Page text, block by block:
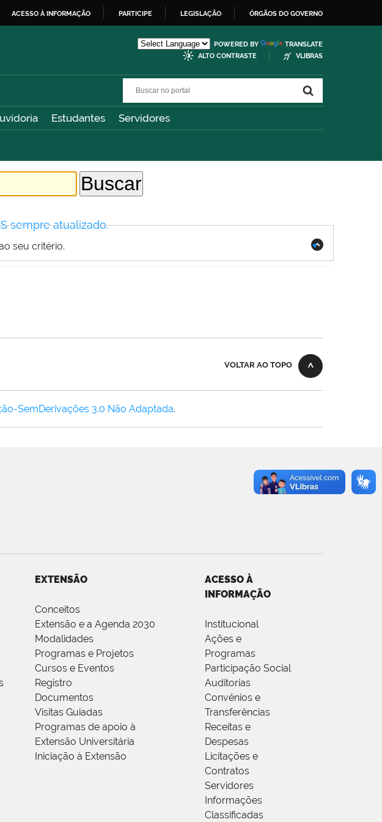
ACESSO À INFORMAÇÃO PARTICIPE LEGISLAÇÃO ÓRGÃOS DO GOVERNO
POWERED BY
TRANSLATE
ALTO CONTRASTE
VLIBRAS
Estudantes Servidores
sempre atualizado.
seu critério.
VOLTAR AO TOPO
SemDerivações 3.0 Não Adaptada.
EXTENSÃO
Conceitos
Extensão e a Agenda 2030
Modalidades
Programas e Projetos
Cursos e Eventos
Registro
Documentos
Visitas Guiadas
Programas de apoio à
Extensão Universitária
Iniciação à Extensão
ACESSO À
INFORMAÇÃO
Institucional
Ações e
Programas
Participação Social
Auditorias
Convênios e
Transferências
Receitas e
Despesas
Licitações e
Contratos
Servidores
Informações
Classificadas